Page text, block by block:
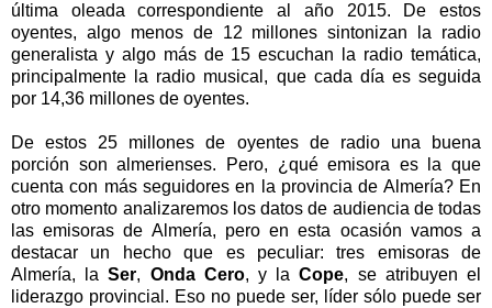
última oleada correspondiente al año 2015. De estos
oyentes, algo menos de 12 millones sintonizan la radio
generalista y algo más de 15 escuchan la radio temática,
principalmente la radio musical, que cada día es seguida
por 14,36 millones de oyentes.
De estos 25 millones de oyentes de radio una buena
porción son almerienses. Pero, ¿qué emisora es la que
cuenta con más seguidores en la provincia de Almería? En
otro momento analizaremos los datos de audiencia de todas
las emisoras de Almería, pero en esta ocasión vamos a
destacar un hecho que es peculiar: tres emisoras de
Almería, laSer, Onda Cero, y laCope, se atribuyen el
liderazgo provincial. Eso no puede ser, líder sólo puede ser